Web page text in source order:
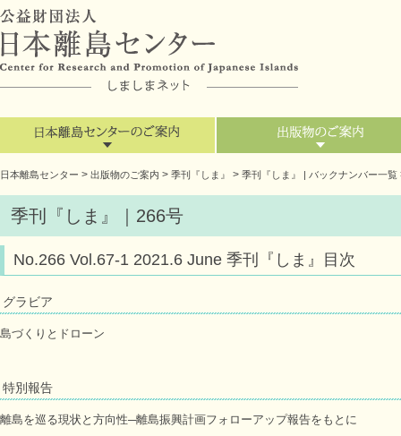
日本離島センター > 出版物のご案内 > 季刊『しま』 > 季刊『しま』 | バックナンバー一覧
季刊『しま』｜266号
No.266 Vol.67-1 2021.6 June 季刊『しま』目次
グラビア
島づくりとドローン
特別報告
離島を巡る現状と方向性─離島振興計画フォローアップ報告をもとに